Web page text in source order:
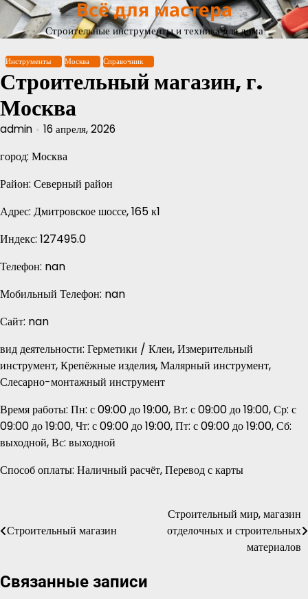
Перейти
содержимому
Всё для мастера
Строительные инструменты и техника для дома
Инструменты Москва Справочник
Строительный магазин, г.
Москва
admin 16 апреля, 2026
город: Москва
Район: Северный район
Адрес: Дмитровское шоссе, 165 к1
Индекс: 127495.0
Телефон: nan
Мобильный Телефон: nan
Сайт: nan
вид деятельности: Герметики / Клеи, Измерительный
инструмент, Крепёжные изделия, Малярный инструмент,
Слесарно-монтажный инструмент
Время работы: Пн: с 09:00 до 19:00, Вт: с 09:00 до 19:00, Ср: с
09:00 до 19:00, Чт: с 09:00 до 19:00, Пт: с 09:00 до 19:00, Сб:
выходной, Вс: выходной
Способ оплаты: Наличный расчёт, Перевод с карты
Строительный магазин
Строительный мир, магазин
отделочных и строительных
материалов
Связанные записи